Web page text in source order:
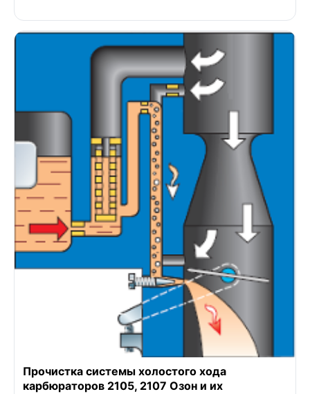
Прочистка системы холостого хода
карбюраторов 2105, 2107 Озон и их